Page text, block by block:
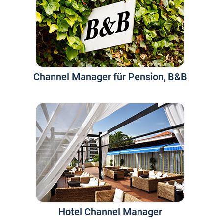
Channel Manager für Pension, B&B
Hotel Channel Manager